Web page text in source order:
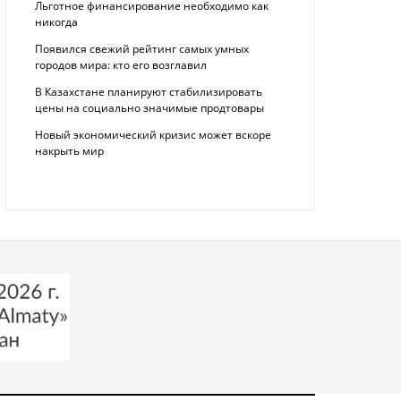
Льготное финансирование необходимо как
никогда
Появился свежий рейтинг самых умных
городов мира: кто его возглавил
В Казахстане планируют стабилизировать
цены на социально значимые продтовары
Новый экономический кризис может вскоре
накрыть мир